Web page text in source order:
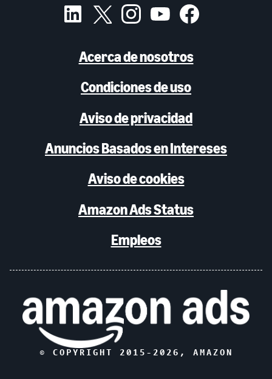
Acerca de nosotros
Condiciones de uso
Aviso de privacidad
Anuncios Basados en Intereses
Aviso de cookies
Amazon Ads Status
Empleos
© COPYRIGHT 2015- 2026 , AMAZON